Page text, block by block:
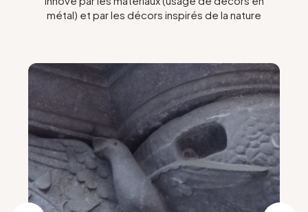
métal) et par les décors inspirés de la nature